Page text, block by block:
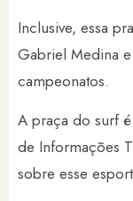
Inclusive, essa
Gabriel Medina
campeonatos.
A praça do surf
de Informações
sobre esse